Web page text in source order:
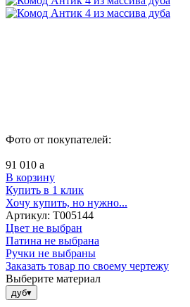
Фото от покупателей:
91 010 a
В корзину
Купить в 1 клик
Хочу купить, но нужно...
Артикул: Т005144
Цвет не выбран
Патина не выбрана
Ручки не выбраны
Заказать товар по своему чертежу
Выберите материал
дуб▾